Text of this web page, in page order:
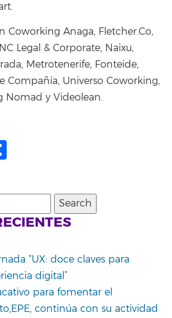
Coworking Anaga, Fletcher.Co,
Legal & Corporate, Naixu,
Metrotenerife, Fonteide,
Compañía, Universo Coworking,
Nomad y Videolean.
“UX: doce claves para
digital”
para fomentar el
continúa con su actividad